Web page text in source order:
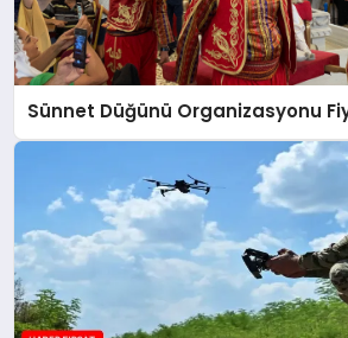
Sünnet Düğünü Organizasyonu